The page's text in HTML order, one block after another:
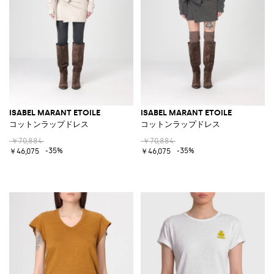
ISABEL MARANT ETOILE
コットンラップドレス
￥70,884
￥46,075
-35%
ISABEL MARANT ETOILE
コットンラップドレス
￥70,884
￥46,075
-35%